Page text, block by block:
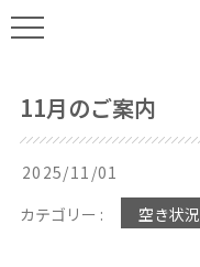
11月のご案内
2025/11/01
カテゴリー :
空き状況